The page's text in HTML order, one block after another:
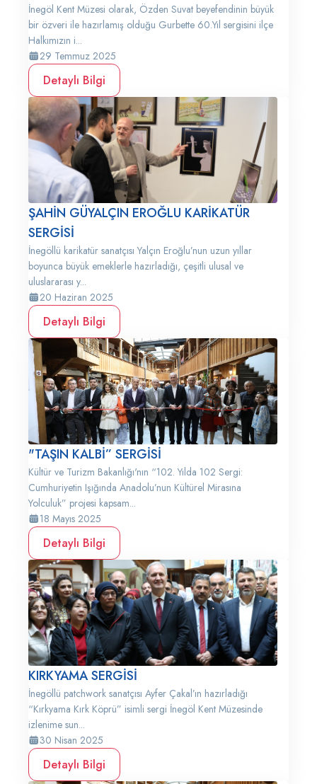
İnegöl Kent Müzesi olarak, Özden Suvat beyefendinin büyük
bir özveri ile hazırlamış olduğu Gurbette 60.Yıl sergisini ilçe
Halkımızın i...
29 Temmuz 2025
Detaylı Bilgi
ŞAHİN GÜYALÇIN EROĞLU KARİKATÜR
SERGİSİ
İnegöllü karikatür sanatçısı Yalçın Eroğlu’nun uzun yıllar
boyunca büyük emeklerle hazırladığı, çeşitli ulusal ve
uluslararası y...
20 Haziran 2025
Detaylı Bilgi
"TAŞIN KALBİ” SERGİSİ
Kültür ve Turizm Bakanlığı'nın “102. Yılda 102 Sergi:
Cumhuriyetin Işığında Anadolu’nun Kültürel Mirasına
Yolculuk” projesi kapsam...
18 Mayıs 2025
Detaylı Bilgi
KIRKYAMA SERGİSİ
İnegöllü patchwork sanatçısı Ayfer Çakal’ın hazırladığı
“Kırkyama Kırk Köprü” isimli sergi İnegöl Kent Müzesinde
izlenime sun...
30 Nisan 2025
Detaylı Bilgi